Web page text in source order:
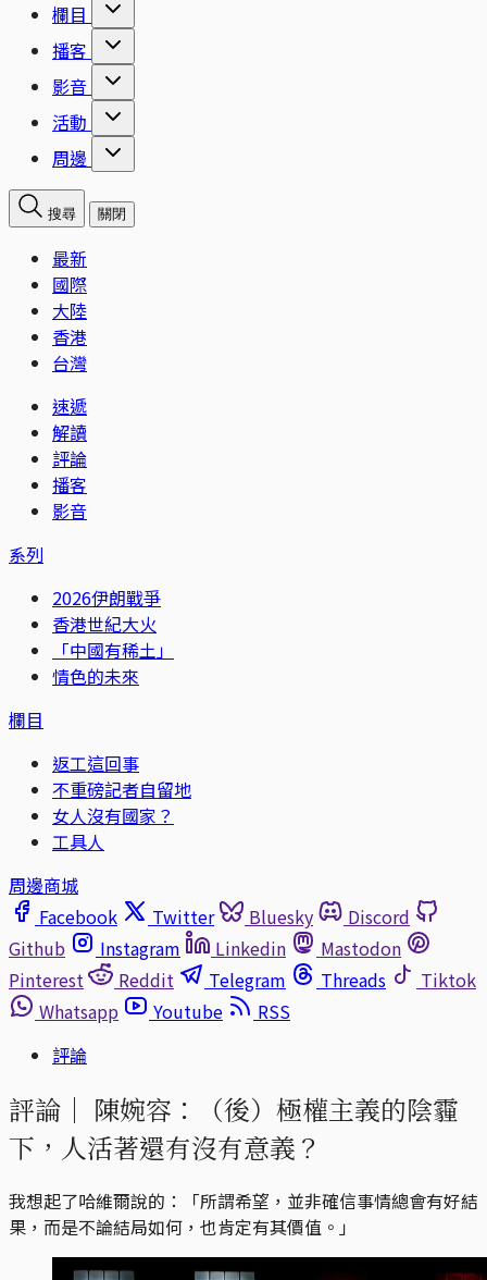
欄目
播客
影音
活動
周邊
搜尋 關閉
最新
國際
大陸
香港
台灣
速遞
解讀
評論
播客
影音
系列
2026伊朗戰爭
香港世紀大火
「中國有稀土」
情色的未來
欄目
返工這回事
不重磅記者自留地
女人沒有國家？
工具人
周邊商城
Facebook
Twitter Bluesky
Discord
Github
Instagram Linkedin
Mastodon
Pinterest
Reddit Telegram Threads
Tiktok
Whatsapp
Youtube
RSS
評論
評論｜ 陳婉容：（後）極權主義的陰霾
下，人活著還有沒有意義？
我想起了哈維爾說的：「所謂希望，並非確信事情總會有好結
果，而是不論結局如何，也肯定有其價值。」